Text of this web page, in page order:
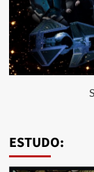
ESTUDO: